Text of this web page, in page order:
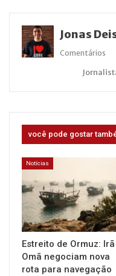
Jonas
Comentários
você pode gostar
Notícias
Estreito de Ormuz:
Omã negociam nova
rota para navegação